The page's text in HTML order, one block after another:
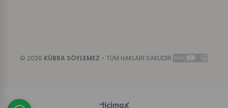
© 2026 KÜBRA SÖYLEMEZ - TÜM HAKLARI SAKLIDIR.